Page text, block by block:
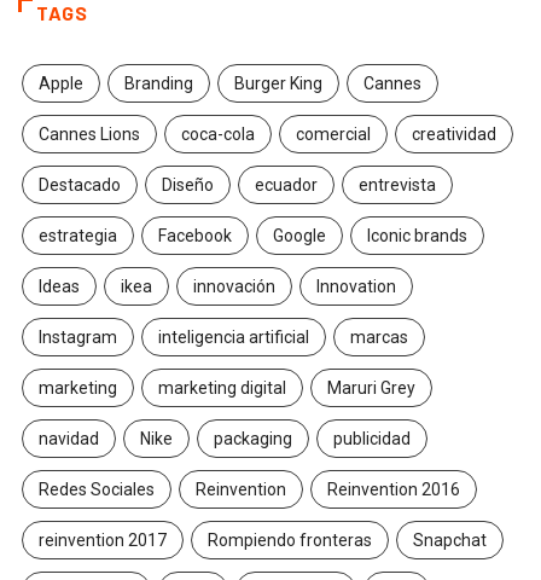
TAGS
Apple Branding Burger King Cannes
Cannes Lions coca-cola comercial creatividad
Destacado Diseño ecuador entrevista
estrategia Facebook Google Iconic brands
Ideas ikea innovación Innovation
Instagram inteligencia artificial marcas
marketing marketing digital Maruri Grey
navidad Nike packaging publicidad
Redes Sociales Reinvention Reinvention 2016
reinvention 2017 Rompiendo fronteras Snapchat